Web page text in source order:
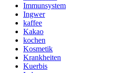
Immunsystem
Ingwer
kaffee
Kakao
kochen
Kosmetik
Krankheiten
Kuerbis